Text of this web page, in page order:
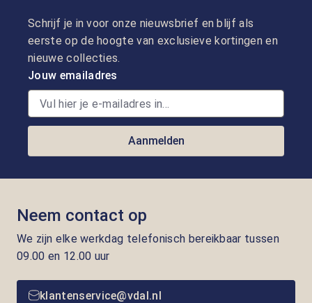
Schrijf je in voor onze nieuwsbrief en blijf als
eerste op de hoogte van exclusieve kortingen en
nieuwe collecties.
Jouw emailadres
Aanmelden
Neem contact op
We zijn elke werkdag telefonisch bereikbaar tussen
09.00 en 12.00 uur
klantenservice@vdal.nl